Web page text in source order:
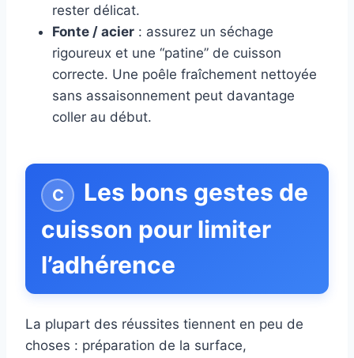
rester délicat.
Fonte / acier : assurez un séchage
rigoureux et une “patine” de cuisson
correcte. Une poêle fraîchement nettoyée
sans assaisonnement peut davantage
coller au début.
Les bons gestes de
cuisson pour limiter
l’adhérence
La plupart des réussites tiennent en peu de
choses : préparation de la surface,